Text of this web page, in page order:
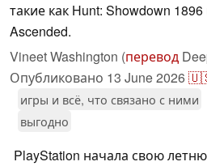
такие как Hunt: Showdown
Ascended.
Vineet Washington (перевод
Опубликовано 13 June 2026
игры и всё, что связано с ними
выгодно
PlayStation начала свою